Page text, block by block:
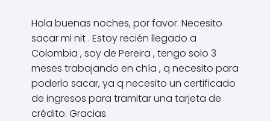
Hola buenas noches, por favor. Necesito
sacar mi nit . Estoy recién llegado a
Colombia , soy de Pereira , tengo solo 3
meses trabajando en chía , q necesito para
poderlo sacar, ya q necesito un certificado
de ingresos para tramitar una tarjeta de
crédito. Gracias.